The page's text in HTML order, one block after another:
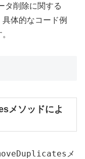
タ削除に関する
体的なコード例
メソッドによ
メ